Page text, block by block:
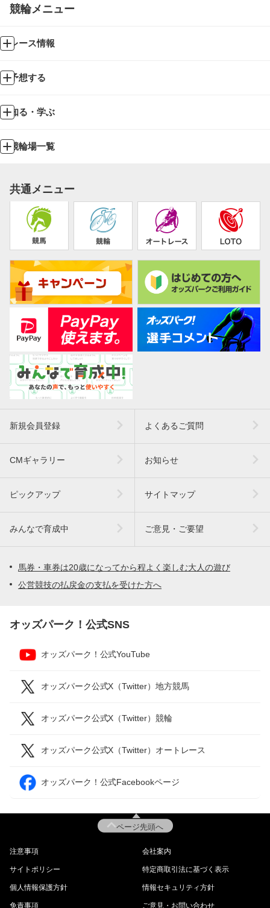
競輪メニュー
レース情報
予想する
知る・学ぶ
競輪場一覧
共通メニュー
新規会員登録 よくあるご質問
CMギャラリー お知らせ
ピックアップ サイトマップ
みんなで育成中 ご意見・ご要望
馬券・車券は20歳になってから程よく楽しむ大人の遊び
公営競技の払戻金の支払を受けた方へ
オッズパーク！公式SNS
オッズパーク！公式YouTube
オッズパーク公式X（Twitter）地方競馬
オッズパーク公式X（Twitter）競輪
オッズパーク公式X（Twitter）オートレース
オッズパーク！公式Facebookページ
ページ先頭へ
注意事項 会社案内
サイトポリシー 特定商取引法に基づく表示
個人情報保護方針 情報セキュリティ方針
免責事項 ご意見・お問い合わせ